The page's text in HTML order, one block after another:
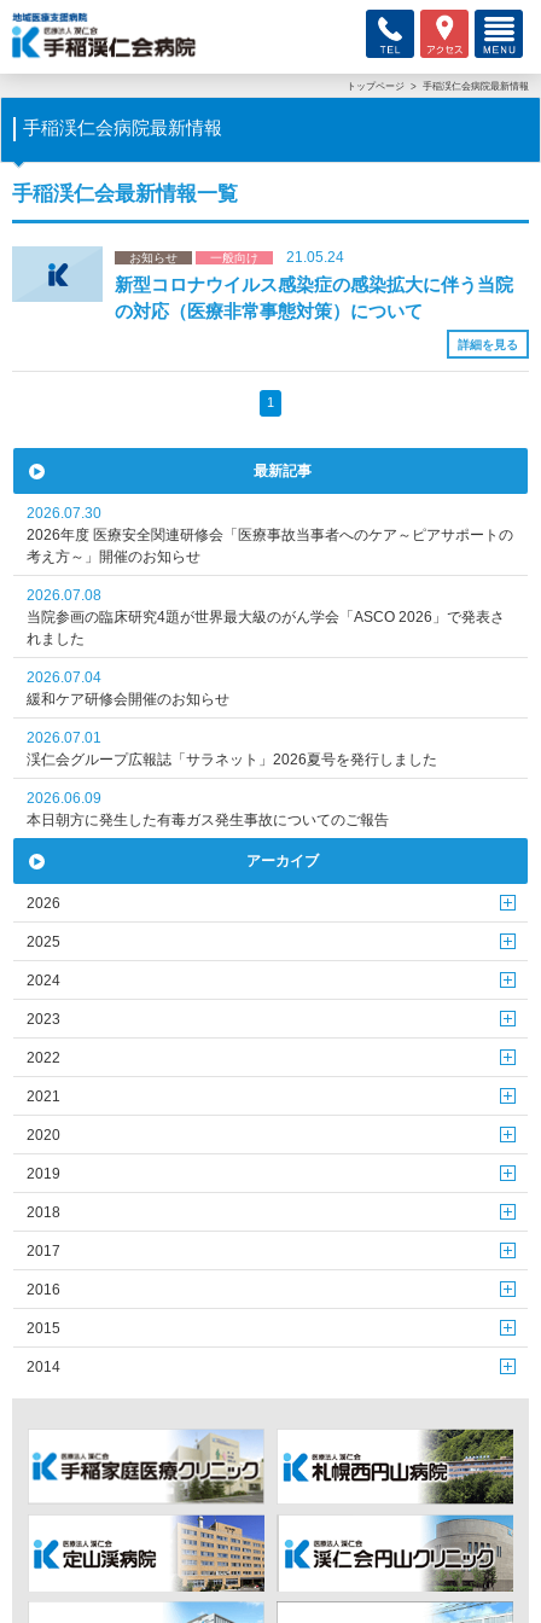
トップページ 手稲渓仁会病院最新情報
手稲渓仁会病院最新情報
手稲渓仁会最新情報一覧
お知らせ 一般向け 21.05.24
新型コロナウイルス感染症の感染拡大に伴う当院
の対応（医療非常事態対策）について
詳細を見る
1
最新記事
2026.07.30
2026年度 医療安全関連研修会「医療事故当事者へのケア～ピアサポートの
考え方～」開催のお知らせ
2026.07.08
当院参画の臨床研究4題が世界最大級のがん学会「ASCO 2026」で発表さ
れました
2026.07.04
緩和ケア研修会開催のお知らせ
2026.07.01
渓仁会グループ広報誌「サラネット」2026夏号を発行しました
2026.06.09
本日朝方に発生した有毒ガス発生事故についてのご報告
アーカイブ
2026
2025
2024
2023
2022
2021
2020
2019
2018
2017
2016
2015
2014